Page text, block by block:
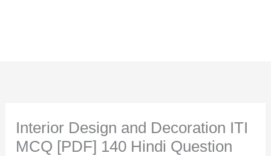
Interior Design and Decoration ITI
MCQ [PDF] 140 Hindi Question